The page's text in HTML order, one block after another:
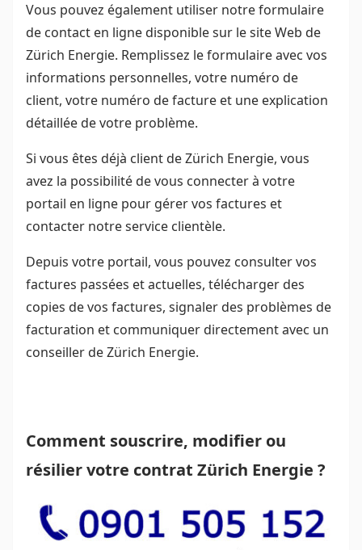
Vous pouvez également utiliser notre formulaire
de contact en ligne disponible sur le site Web de
Zürich Energie. Remplissez le formulaire avec vos
informations personnelles, votre numéro de
client, votre numéro de facture et une explication
détaillée de votre problème.
Si vous êtes déjà client de Zürich Energie, vous
avez la possibilité de vous connecter à votre
portail en ligne pour gérer vos factures et
contacter notre service clientèle.
Depuis votre portail, vous pouvez consulter vos
factures passées et actuelles, télécharger des
copies de vos factures, signaler des problèmes de
facturation et communiquer directement avec un
conseiller de Zürich Energie.
Comment souscrire, modifier ou
résilier votre contrat Zürich Energie ?